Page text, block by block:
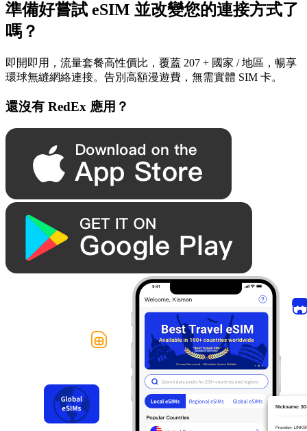
準備好嘗試 eSIM 並改變您的連接方式了
嗎？
即開即用，流量套餐高性價比，覆蓋 207 + 國家 / 地區，暢享
環球無縫網絡連接。告別高額漫遊費，無需實體 SIM 卡。
還沒有 RedEx 應用？